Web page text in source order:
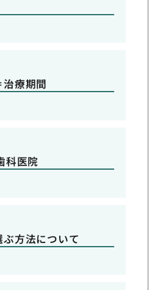
療期間
科医院
方法について